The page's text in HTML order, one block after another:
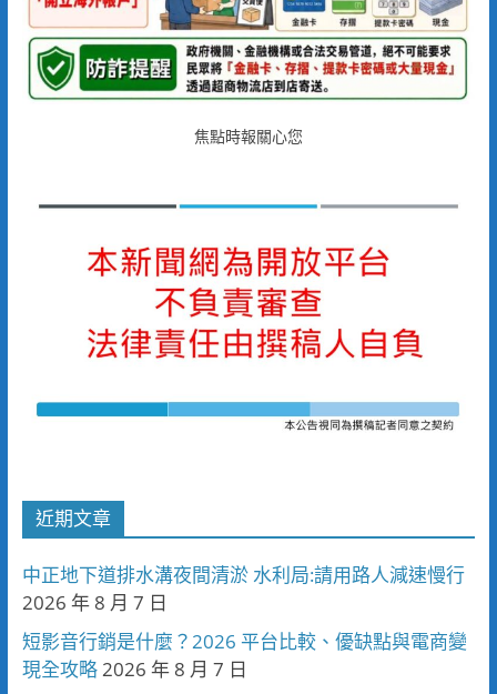
焦點時報關心您
近期文章
中正地下道排水溝夜間清淤 水利局:請用路人減速慢行
2026 年 8 月 7 日
短影音行銷是什麼？2026 平台比較、優缺點與電商變
現全攻略2026 年 8 月 7 日